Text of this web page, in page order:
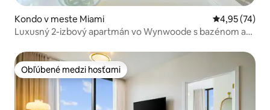
Kondo v meste Miami Priemerné
4,95 (74)
Luxusný 2-izbový apartmán vo Wynwoode s bazénom a
Obľúbené medzi hosťami
Obľúbené medzi hosťami